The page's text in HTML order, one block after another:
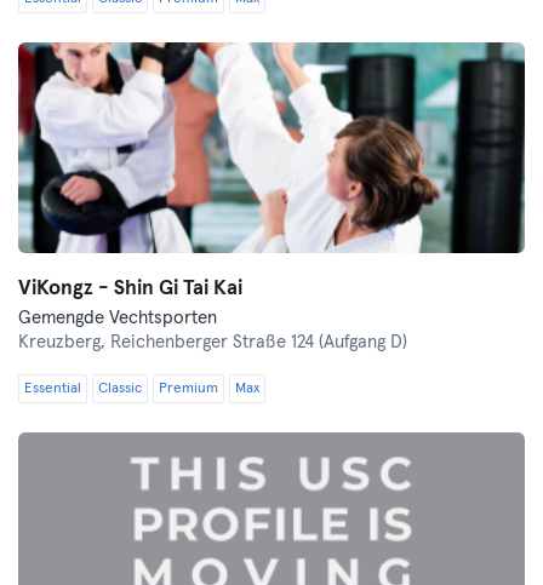
ViKongz - Shin Gi Tai Kai
Gemengde Vechtsporten
Kreuzberg, Reichenberger Straße 124 (Aufgang D)
Essential Classic Premium Max